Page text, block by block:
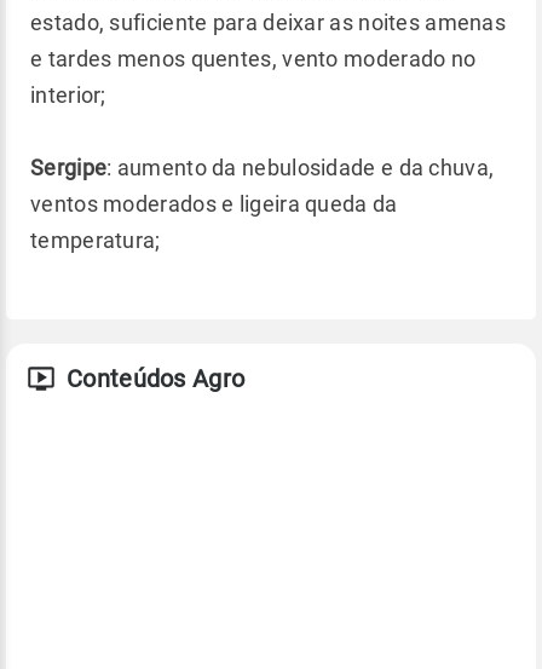
estado, suficiente para deixar as noites amenas
e tardes menos quentes, vento moderado no
interior;
Sergipe: aumento da nebulosidade e da chuva,
ventos moderados e ligeira queda da
temperatura;
Conteúdos Agro